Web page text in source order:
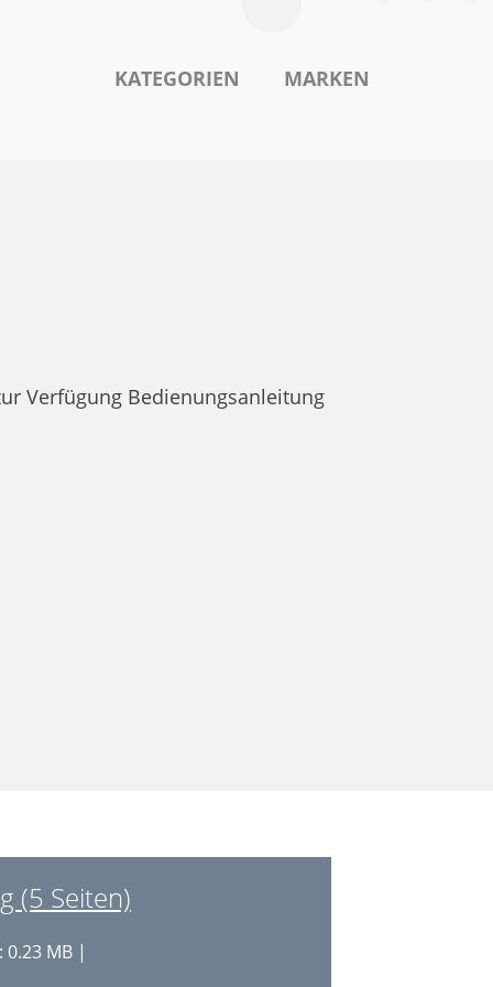
KATEGORIEN MARKEN
Verfügung Bedienungsanleitung
(5 Seiten)
0.23 MB |